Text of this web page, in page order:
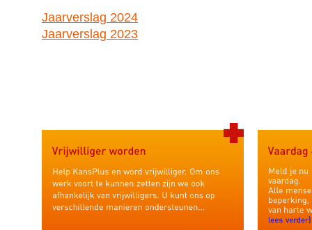
Jaarverslag 2024
Jaarverslag 2023